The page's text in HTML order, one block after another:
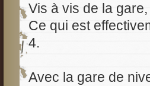
Vis à vis de la
Ce qui est
4.
Avec la gare de